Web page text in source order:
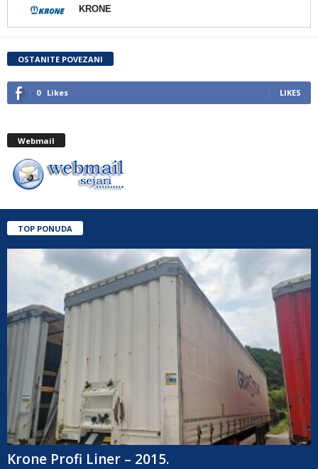
KRONE
OSTANITE POVEZANI
0 Likes LIKES
Webmail
TOP PONUDA
Krone Profi Liner – 2015.